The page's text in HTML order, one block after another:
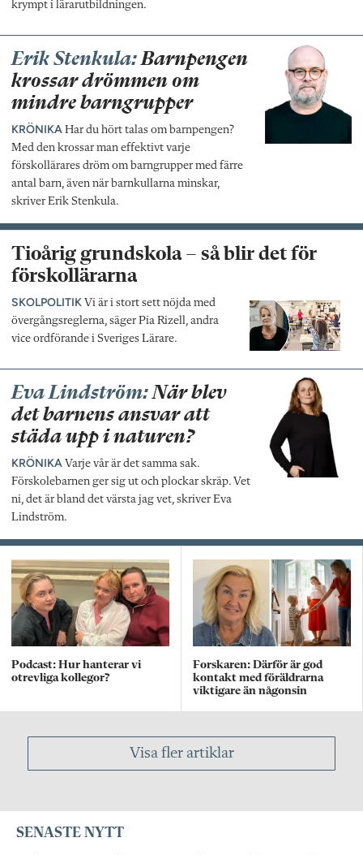
krympt i lärarutbildningen.
Erik Stenkula:Barnpengen
krossar drömmen om
mindre barngrupper
KRÖNIKA Har du hört talas om barnpengen?
Med den krossar man effektivt varje
förskollärares dröm om barngrupper med färre
antal barn, även när barnkullarna minskar,
skriver Erik Stenkula.
Tioårig grundskola – så blir det för
förskollärarna
SKOLPOLITIK Vi är i stort sett nöjda med
övergångsreglerna, säger Pia Rizell, andra
vice ordförande i Sveriges Lärare.
Eva Lindström:När blev
det barnens ansvar att
städa upp i naturen?
KRÖNIKA Varje vår är det samma sak.
Förskolebarnen ger sig ut och plockar skräp. Vet
ni, det är bland det värsta jag vet, skriver Eva
Lindström.
Podcast: Hur hanterar vi
otrevliga kollegor?
Forskaren: Därför är god
kontakt med föräldrarna
viktigare än någonsin
Visa fler artiklar
SENASTE NYTT